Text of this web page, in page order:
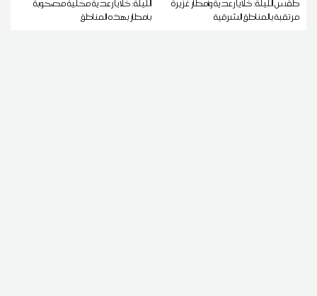
طقس الليلة: خلايا رعدية وأمطار غزيرة
مرتقبة بالمناطق الشرقية
الليلة: خلايا رعدية محلية مصحوبة
بأمطار بهذه المناطق